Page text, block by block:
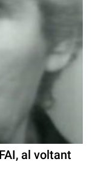
al voltant